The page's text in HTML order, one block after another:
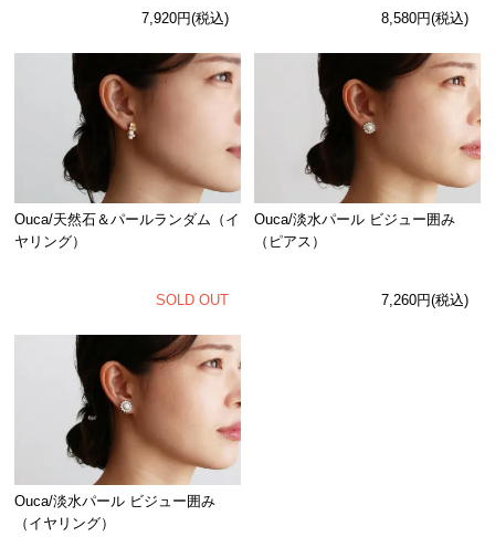
7,920円(税込) 8,580円(税込)
Ouca/天然石＆パールランダム（イ
ヤリング）
SOLD OUT
Ouca/淡水パール ビジュー囲み
（ピアス）
7,260円(税込)
Ouca/淡水パール ビジュー囲み
（イヤリング）